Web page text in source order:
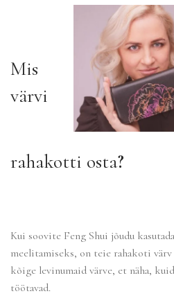
Mis
värvi
rahakotti osta?
Kui soovite Feng Shui jõudu
meelitamiseks, on teie rahakoti värv
kõige levinumaid värve, et näha,
töötavad.